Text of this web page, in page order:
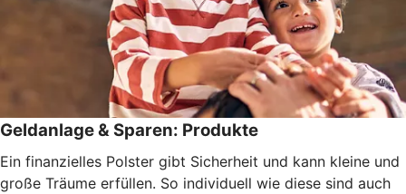
Geldanlage & Sparen: Produkte
Ein finanzielles Polster gibt Sicherheit und kann kleine und
große Träume erfüllen. So individuell wie diese sind auch